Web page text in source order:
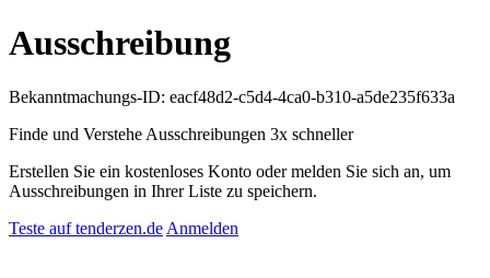
Ausschreibung
Bekanntmachungs-ID: eacf48d2-c5d4-4ca0-b310-a5de235f633a
Finde und Verstehe Ausschreibungen 3x schneller
Erstellen Sie ein kostenloses Konto oder melden Sie sich an, um
Ausschreibungen in Ihrer Liste zu speichern.
Teste auf tenderzen.de Anmelden